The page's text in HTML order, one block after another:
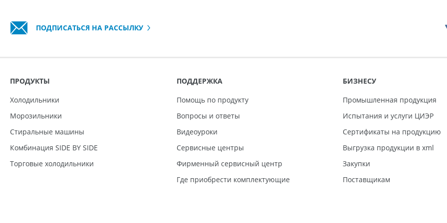
ПОДПИСАТЬСЯ НА РАССЫЛКУ
ПРОДУКТЫ
Холодильники
Морозильники
Стиральные машины
Комбинация SIDE BY SIDE
Торговые холодильники
ПОДДЕРЖКА
Помощь по продукту
Вопросы и ответы
Видеоуроки
Сервисные центры
Фирменный сервисный центр
Где приобрести комплектующие
БИЗНЕСУ
Промышленная продукция
Испытания и услуги ЦИЭР
Сертификаты на продукцию
Выгрузка продукции в xml
Закупки
Поставщикам